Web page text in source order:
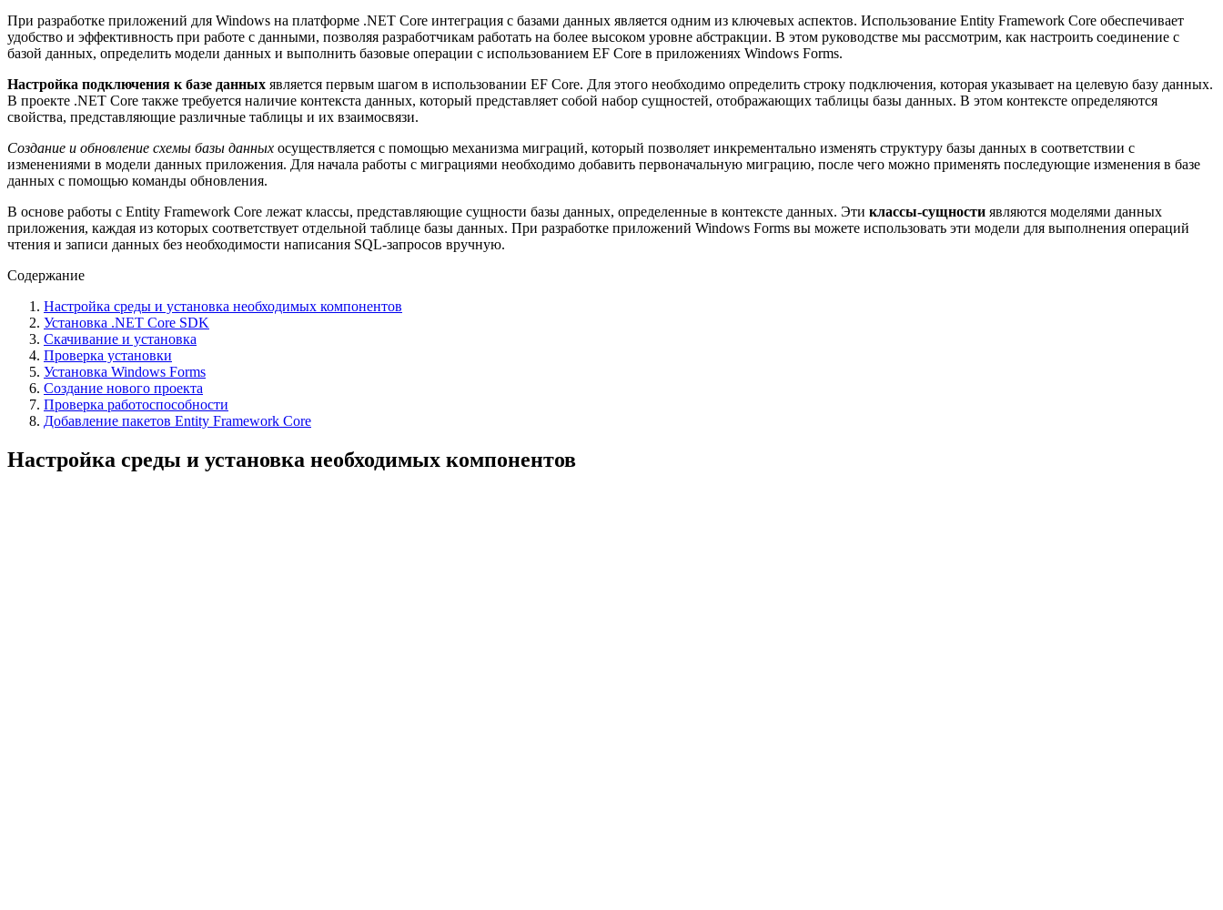
При разработке приложений для Windows на платформе .NET Core интеграция с базами данных является одним из ключевых аспектов. Использование Entity Framework Core обеспечивает
удобство и эффективность при работе с данными, позволяя разработчикам работать на более высоком уровне абстракции. В этом руководстве мы рассмотрим, как настроить соединение с
базой данных, определить модели данных и выполнить базовые операции с использованием EF Core в приложениях Windows Forms.
Настройка подключения к базе данных является первым шагом в использовании EF Core. Для этого необходимо определить строку подключения, которая указывает на целевую базу данных.
В проекте .NET Core также требуется наличие контекста данных, который представляет собой набор сущностей, отображающих таблицы базы данных. В этом контексте определяются
свойства, представляющие различные таблицы и их взаимосвязи.
Создание и обновление схемы базы данных осуществляется с помощью механизма миграций, который позволяет инкрементально изменять структуру базы данных в соответствии с
изменениями в модели данных приложения. Для начала работы с миграциями необходимо добавить первоначальную миграцию, после чего можно применять последующие изменения в базе
данных с помощью команды обновления.
В основе работы с Entity Framework Core лежат классы, представляющие сущности базы данных, определенные в контексте данных. Эти классы-сущности являются моделями данных
приложения, каждая из которых соответствует отдельной таблице базы данных. При разработке приложений Windows Forms вы можете использовать эти модели для выполнения операций
чтения и записи данных без необходимости написания SQL-запросов вручную.
Содержание
Настройка среды и установка необходимых компонентов
Установка .NET Core SDK
Скачивание и установка
Проверка установки
Установка Windows Forms
Создание нового проекта
Проверка работоспособности
Добавление пакетов Entity Framework Core
Настройка среды и установка необходимых компонентов